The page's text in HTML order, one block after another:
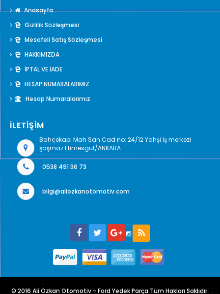
Anasayfa
Gizlilik Sözleşmesi
Mesafeli Satış Sözleşmesi
HAKKIMIZDA
İPTAL VE İADE
HESAP NUMARALARIMIZ
Hesap Numaralarımız
İLETİŞİM
Bahçekapı Mah San Cad no: 24/12 Yahşi İş merkezi
şaşmaz Etimesgut/ANKARA
0538 491 36 73
bilgi@aliozkanotomotiv.com
© 2016 Ali Özkan Otomotiv - Ford Yedek Parça Tüm Hakları Saklıdır.